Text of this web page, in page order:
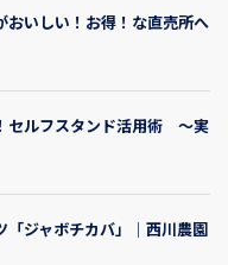
おいしい！お得！な直売所へ
セルフスタンド活用術 ～実
「ジャボチカバ」｜西川農園